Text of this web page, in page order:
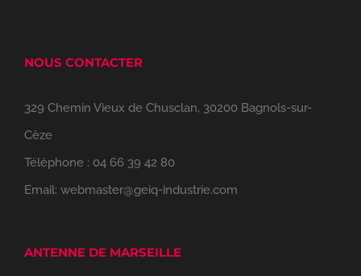
NOUS CONTACTER
329 Chemin Vieux de Chusclan, 30200 Bagnols-sur-
Cèze
Téléphone : 04 66 39 42 80
Email: webmaster@geiq-industrie.com
ANTENNE DE MARSEILLE